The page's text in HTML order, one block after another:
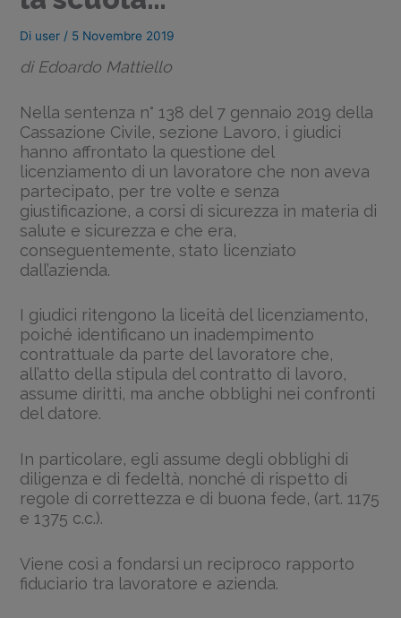
Di user / 5 Novembre 2019
di Edoardo Mattiello
Nella sentenza n° 138 del 7 gennaio 2019 della
Cassazione Civile, sezione Lavoro, i giudici
hanno affrontato la questione del
licenziamento di un lavoratore che non aveva
partecipato, per tre volte e senza
giustificazione, a corsi di sicurezza in materia di
salute e sicurezza e che era,
conseguentemente, stato licenziato
dall’azienda.
I giudici ritengono la liceità del licenziamento,
poiché identificano un inadempimento
contrattuale da parte del lavoratore che,
all’atto della stipula del contratto di lavoro,
assume diritti, ma anche obblighi nei confronti
del datore.
In particolare, egli assume degli obblighi di
diligenza e di fedeltà, nonché di rispetto di
regole di correttezza e di buona fede, (art. 1175
e 1375 c.c.).
Viene così a fondarsi un reciproco rapporto
fiduciario tra lavoratore e azienda.